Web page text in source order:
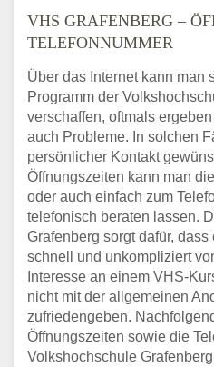
VHS GRAFENBERG –
TELEFONNUMMER
Über das Internet kann man
Programm der
verschaffen, oftmals
auch Probleme. In solchen
persönlicher Kontakt
Öffnungszeiten kann man
oder auch einfach zum
telefonisch beraten lassen.
Grafenberg sorgt dafür,
schnell und unkompliziert
Interesse an einem VHS-
nicht mit der allgemeinen
zufriedengeben.
Öffnungszeiten sowie die
Volkshochschule